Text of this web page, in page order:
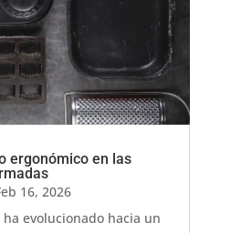
ergonómico en las
16, 2026
evolucionado hacia un